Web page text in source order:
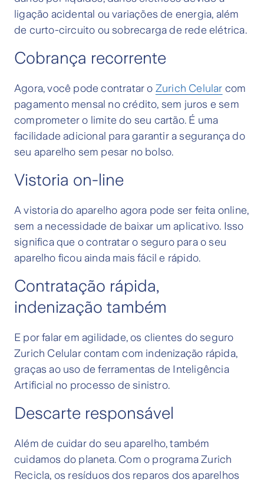
ligação acidental ou variações de energia, além
de curto-circuito ou sobrecarga de rede elétrica.
Cobrança recorrente
Agora, você pode contratar o Zurich Celular com
pagamento mensal no crédito, sem juros e sem
comprometer o limite do seu cartão. É uma
facilidade adicional para garantir a segurança do
seu aparelho sem pesar no bolso.
Vistoria on-line
A vistoria do aparelho agora pode ser feita online,
sem a necessidade de baixar um aplicativo. Isso
significa que o contratar o seguro para o seu
aparelho ficou ainda mais fácil e rápido.
Contratação rápida,
indenização também
E por falar em agilidade, os clientes do seguro
Zurich Celular contam com indenização rápida,
graças ao uso de ferramentas de Inteligência
Artificial no processo de sinistro.
Descarte responsável
Além de cuidar do seu aparelho, também
cuidamos do planeta. Com o programa Zurich
Recicla, os resíduos dos reparos dos aparelhos